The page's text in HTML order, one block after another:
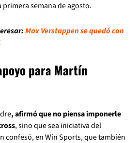
semana de agosto.
Max Verstappen se quedó con
para Martín
, afirmó que no piensa imponerle
, sino que sea iniciativa del
confesó, en Win Sports, que también